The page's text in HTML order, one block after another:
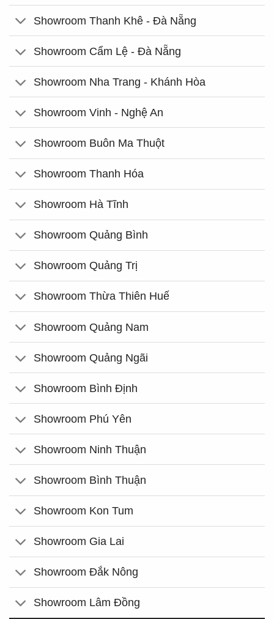
Showroom Thanh Khê - Đà Nẵng
Showroom Cẩm Lệ - Đà Nẵng
Showroom Nha Trang - Khánh Hòa
Showroom Vinh - Nghệ An
Showroom Buôn Ma Thuột
Showroom Thanh Hóa
Showroom Hà Tĩnh
Showroom Quảng Bình
Showroom Quảng Trị
Showroom Thừa Thiên Huế
Showroom Quảng Nam
Showroom Quảng Ngãi
Showroom Bình Định
Showroom Phú Yên
Showroom Ninh Thuận
Showroom Bình Thuận
Showroom Kon Tum
Showroom Gia Lai
Showroom Đắk Nông
Showroom Lâm Đồng